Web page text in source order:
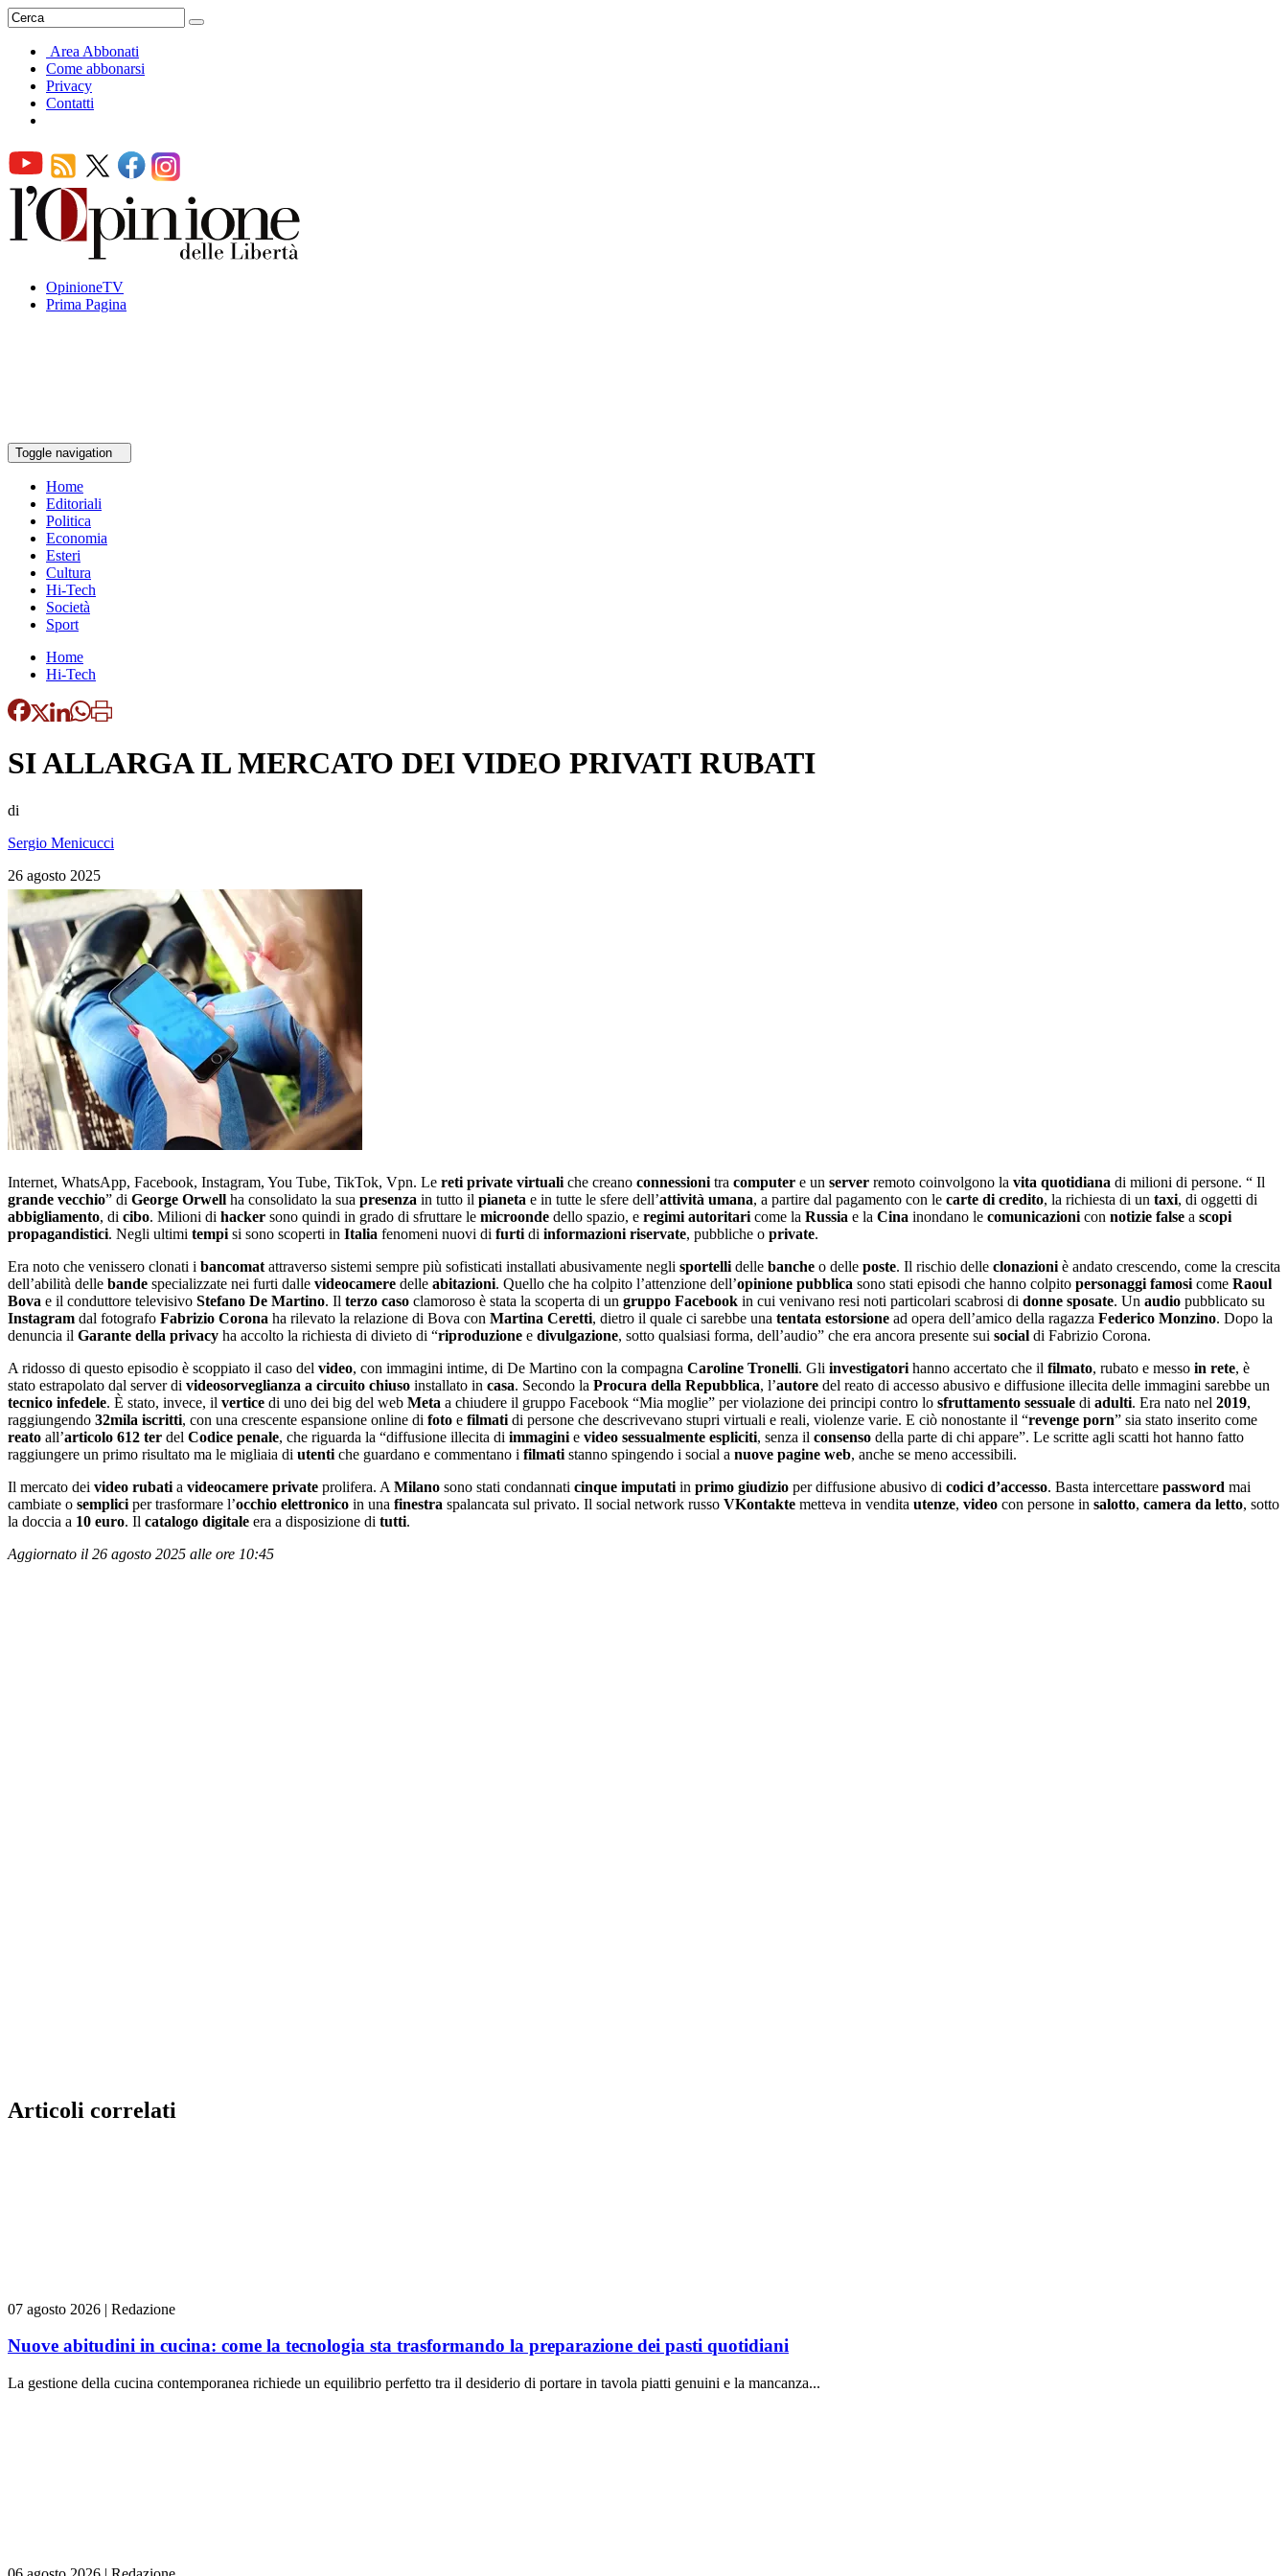
Area Abbonati
Come abbonarsi
Privacy
Contatti
OpinioneTV
Prima Pagina
Toggle navigation
Home
Editoriali
Politica
Economia
Esteri
Cultura
Hi-Tech
Società
Sport
Home
Hi-Tech
SI ALLARGA IL MERCATO DEI VIDEO PRIVATI RUBATI
di
Sergio Menicucci
26 agosto 2025
Internet, WhatsApp, Facebook, Instagram, You Tube, TikTok, Vpn. Le reti private virtuali che creano connessioni tra computer e un server remoto coinvolgono la vita quotidiana di milioni di persone. “ Il
grande vecchio” di George Orwell ha consolidato la sua presenza in tutto il pianeta e in tutte le sfere dell’attività umana, a partire dal pagamento con le carte di credito, la richiesta di un taxi, di oggetti di
abbigliamento, di cibo. Milioni di hacker sono quindi in grado di sfruttare le microonde dello spazio, e regimi autoritari come la Russia e la Cina inondano le comunicazioni con notizie false a scopi
propagandistici. Negli ultimi tempi si sono scoperti in Italia fenomeni nuovi di furti di informazioni riservate, pubbliche o private.
Era noto che venissero clonati i bancomat attraverso sistemi sempre più sofisticati installati abusivamente negli sportelli delle banche o delle poste. Il rischio delle clonazioni è andato crescendo, come la crescita
dell’abilità delle bande specializzate nei furti dalle videocamere delle abitazioni. Quello che ha colpito l’attenzione dell’opinione pubblica sono stati episodi che hanno colpito personaggi famosi come Raoul
Bova e il conduttore televisivo Stefano De Martino. Il terzo caso clamoroso è stata la scoperta di un gruppo Facebook in cui venivano resi noti particolari scabrosi di donne sposate. Un audio pubblicato su
Instagram dal fotografo Fabrizio Corona ha rilevato la relazione di Bova con Martina Ceretti, dietro il quale ci sarebbe una tentata estorsione ad opera dell’amico della ragazza Federico Monzino. Dopo la
denuncia il Garante della privacy ha accolto la richiesta di divieto di “riproduzione e divulgazione, sotto qualsiasi forma, dell’audio” che era ancora presente sui social di Fabrizio Corona.
A ridosso di questo episodio è scoppiato il caso del video, con immagini intime, di De Martino con la compagna Caroline Tronelli. Gli investigatori hanno accertato che il filmato, rubato e messo in rete, è
stato estrapolato dal server di videosorveglianza a circuito chiuso installato in casa. Secondo la Procura della Repubblica, l’autore del reato di accesso abusivo e diffusione illecita delle immagini sarebbe un
tecnico infedele. È stato, invece, il vertice di uno dei big del web Meta a chiudere il gruppo Facebook “Mia moglie” per violazione dei principi contro lo sfruttamento sessuale di adulti. Era nato nel 2019,
raggiungendo 32mila iscritti, con una crescente espansione online di foto e filmati di persone che descrivevano stupri virtuali e reali, violenze varie. E ciò nonostante il “revenge porn” sia stato inserito come
reato all’articolo 612 ter del Codice penale, che riguarda la “diffusione illecita di immagini e video sessualmente espliciti, senza il consenso della parte di chi appare”. Le scritte agli scatti hot hanno fatto
raggiungere un primo risultato ma le migliaia di utenti che guardano e commentano i filmati stanno spingendo i social a nuove pagine web, anche se meno accessibili.
Il mercato dei video rubati a videocamere private prolifera. A Milano sono stati condannati cinque imputati in primo giudizio per diffusione abusivo di codici d’accesso. Basta intercettare password mai
cambiate o semplici per trasformare l’occhio elettronico in una finestra spalancata sul privato. Il social network russo VKontakte metteva in vendita utenze, video con persone in salotto, camera da letto, sotto
la doccia a 10 euro. Il catalogo digitale era a disposizione di tutti.
Aggiornato il 26 agosto 2025 alle ore 10:45
Articoli correlati
07 agosto 2026 | Redazione
Nuove abitudini in cucina: come la tecnologia sta trasformando la preparazione dei pasti quotidiani
La gestione della cucina contemporanea richiede un equilibrio perfetto tra il desiderio di portare in tavola piatti genuini e la mancanza...